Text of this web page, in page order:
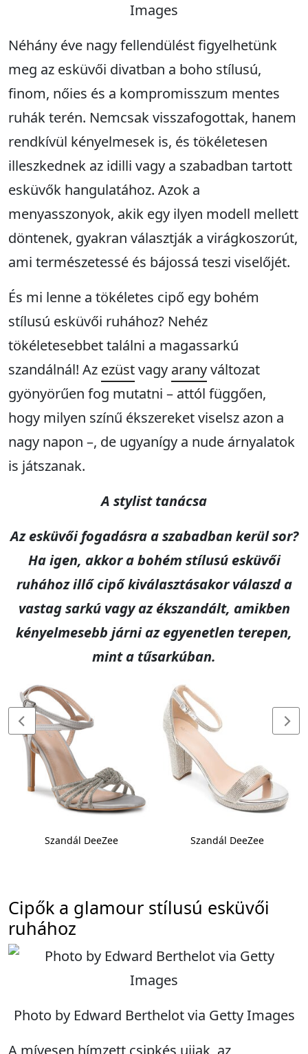
Images
Néhány éve nagy fellendülést figyelhetünk
meg az esküvői divatban a boho stílusú,
finom, nőies és a kompromisszum mentes
ruhák terén. Nemcsak visszafogottak, hanem
rendkívül kényelmesek is, és tökéletesen
illeszkednek az idilli vagy a szabadban tartott
esküvők hangulatához. Azok a
menyasszonyok, akik egy ilyen modell mellett
döntenek, gyakran választják a virágkoszorút,
ami természetessé és bájossá teszi viselőjét.
És mi lenne a tökéletes cipő egy bohém
stílusú esküvői ruhához? Nehéz
tökéletesebbet találni a magassarkú
szandálnál! Az ezüstvagy aranyváltozat
gyönyörűen fog mutatni – attól függően,
hogy milyen színű ékszereket viselsz azon a
nagy napon –, de ugyanígy a nude árnyalatok
is játszanak.
A stylist tanácsa
Az esküvői fogadásra a szabadban kerül sor?
Ha igen, akkor a bohém stílusú esküvői
ruhához illő cipő kiválasztásakor válaszd a
vastag sarkú vagy az ékszandált, amikben
kényelmesebb járni az egyenetlen terepen,
mint a tűsarkúban.
Szandál DeeZee Szandál DeeZee
Cipők a glamour stílusú esküvői
ruhához
Photo by Edward Berthelot via Getty Images
A mívesen hímzett csipkés ujjak, az